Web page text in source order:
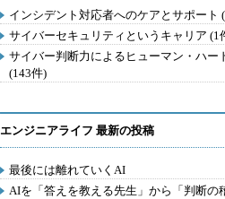
インシデント対応者へのケアとサポート
サイバーセキュリティというキャリア (1
サイバー判断力によるヒューマン・ハー
(143件)
エンジニアライフ 最新の投稿
最後には離れていくAI
AIを「答えを教える先生」から「判断の